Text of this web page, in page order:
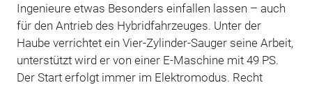
Ingenieure etwas Besonders einfallen lassen – auch
für den Antrieb des Hybridfahrzeuges. Unter der
Haube verrichtet ein Vier-Zylinder-Sauger seine Arbeit,
unterstützt wird er von einer E-Maschine mit 49 PS.
Der Start erfolgt immer im Elektromodus. Recht